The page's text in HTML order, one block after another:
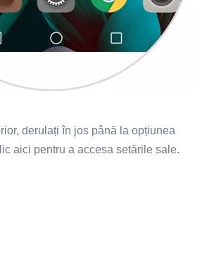
derulați în jos până la opțiunea
aici pentru a accesa setările sale.